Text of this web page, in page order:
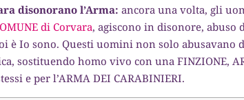
disonorano l’Arma: ancora una volta, gli
di Corvara, agiscono in disonore,
è Io sono. Questi uomini non solo abusavano
sostituendo homo vivo con una FINZIONE,
e per l’ARMA DEI CARABINIERI.